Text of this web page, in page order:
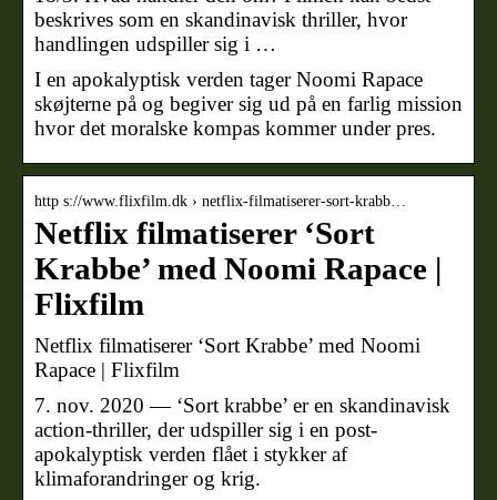
beskrives som en skandinavisk thriller, hvor
handlingen udspiller sig i …
I en apokalyptisk verden tager Noomi Rapace
skøjterne på og begiver sig ud på en farlig mission
hvor det moralske kompas kommer under pres.
http s://www.flixfilm.dk › netflix-filmatiserer-sort-krabb…
Netflix filmatiserer ‘Sort
Krabbe’ med Noomi Rapace |
Flixfilm
Netflix filmatiserer ‘Sort Krabbe’ med Noomi
Rapace | Flixfilm
7. nov. 2020 — ‘Sort krabbe’ er en skandinavisk
action-thriller, der udspiller sig i en post-
apokalyptisk verden flået i stykker af
klimaforandringer og krig.